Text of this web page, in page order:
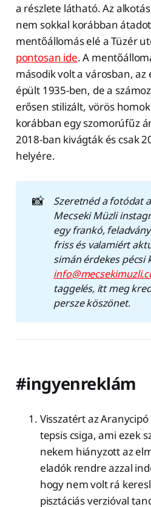
a részlete látható. Az
nem sokkal korábban
mentőállomás elé a Tüzér
pontosan ide. A
második volt a városban, az
épült 1935-ben, de a
erősen stilizált, vörös
korábban egy szomorúfűz
2018-ban kivágták és csak
helyére.
📸
Szeretnéd a fotódat
Mecseki Müzli
egy frankó,
friss és valamiért
taggelés, itt meg
persze köszönet.
#ingyenreklám
Visszatért az
tepsis csiga, ami ezek
nekem hiányzott az
eladók rendre azzal
hogy nem volt rá
pisztáciás verzióval